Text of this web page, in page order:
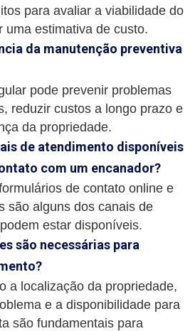
para avaliar a viabilidade do
uma estimativa de custo.
da manutenção preventiva
pode prevenir problemas
reduzir custos a longo prazo e
da propriedade.
de atendimento disponíveis
com um encanador?
de contato online e
são alguns dos canais de
estar disponíveis.
são necessárias para
a localização da propriedade,
e a disponibilidade para
são fundamentais para